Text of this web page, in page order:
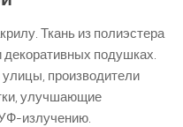
Ткань из полиэстера
декоративных подушках.
производители
улучшающие
УФ-излучению.